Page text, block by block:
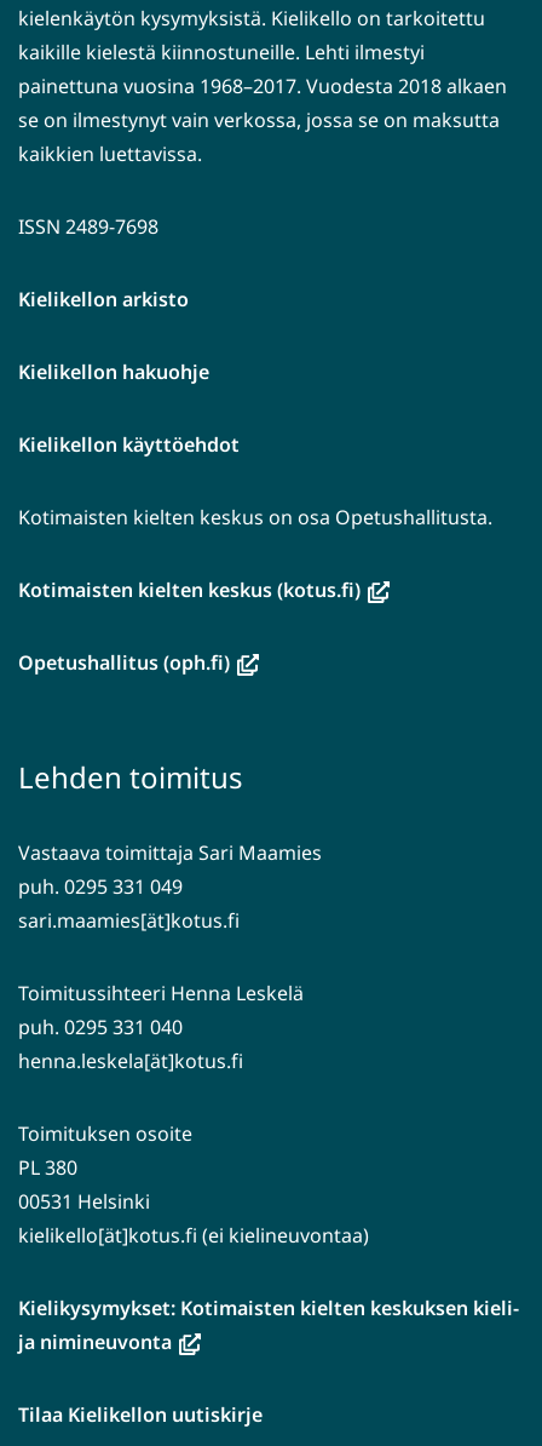
kielenkäytön kysymyksistä. Kielikello on tarkoitettu
kaikille kielestä kiinnostuneille. Lehti ilmestyi
painettuna vuosina 1968–2017. Vuodesta 2018 alkaen
se on ilmestynyt vain verkossa, jossa se on maksutta
kaikkien luettavissa.
ISSN 2489-7698
Kielikellon arkisto
Kielikellon hakuohje
Kielikellon käyttöehdot
Kotimaisten kielten keskus on osa Opetushallitusta.
Kotimaisten kielten keskus (kotus.fi)(avautuu
Opetushallitus (oph.fi)(avautuu
toiseen
Lehden toimitus
Vastaava toimittaja Sari Maamies
puh. 0295 331 049
sari.maamies[ät]kotus.fi
Toimitussihteeri Henna Leskelä
puh. 0295 331 040
henna.leskela[ät]kotus.fi
Toimituksen osoite
PL 380
00531 Helsinki
kielikello[ät]kotus.fi (ei kielineuvontaa)
Kielikysymykset: Kotimaisten kielten keskuksen kieli-
ja nimineuvonta(avautuu
ikkunaan,
Tilaa Kielikellon uutiskirje